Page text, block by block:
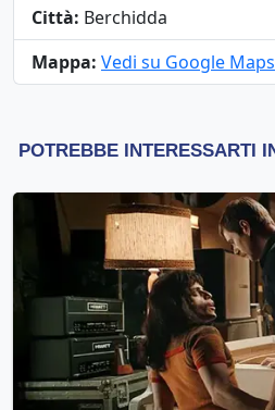
Città: Berchidda
Mappa: Vedi su Google Maps